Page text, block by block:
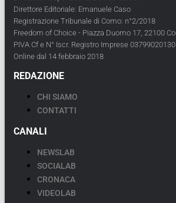
Direttore Editoriale: Emanuele Caso
Registrazione Tribunale di Como: n°2/2018
Freedom of Choice - Piazza Duomo 17, 22100
PIVA Cf e N° Iscr. Registro Imprese 03799020130
Online dal 14 febbraio 2018
REDAZIONE
CHI SIAMO
CONTATTI
CANALI
NEWSLAB
SOCIALAB
CRONACA
VIDEOLAB